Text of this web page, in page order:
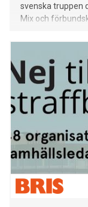
svenska truppen
Mix och